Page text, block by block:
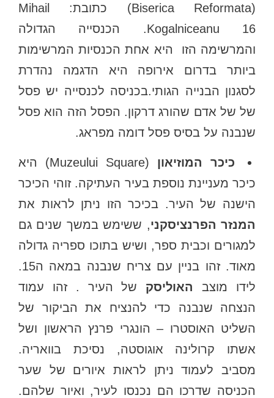
(Biserica Reformata) כתובת: Mihail
Kogalniceanu 16. הכנסייה הגדולה
והמרשימה הזו היא אחת הכנסיות המרשימות
ביותר בדרום אירופה היא הדגמה נהדרת
לסגנון הבנייה הגותי.בכניסה לכנסייה יש פסל
של של אדם שהורג דרקון. הפסל הזה הוא פסל
שנבנה על בסיס פסל דומה מפראג.
כיכר המוזיאון
(Muzeului Square) היא
כיכר מעניינת נוספת בעיר העתיקה. זוהי הכיכר
הישנה של העיר. בכיכר הזו ניתן לראות את
המנזר הפרנציסקני, ששימש במשך שנים גם
למגורים וכבית ספר, ושיש בתוכו ספריה גדולה
מאוד. זהו בניין עם צריח שנבנה במאה ה15.
לידו מוצב
האוליסקשל העיר . זהו עמוד
הנצחה שנבנה כדי להנציח את הביקור של
השליט האוסטרו – הונגרי פרנץ הראשון ושל
אשתו קרולינה אוגוסטה, נסיכת בוואריה.
מסביב לעמוד ניתן לראות איורים של שער
הכניסה שדרכו הם נכנסו לעיר, ואיור שלהם.